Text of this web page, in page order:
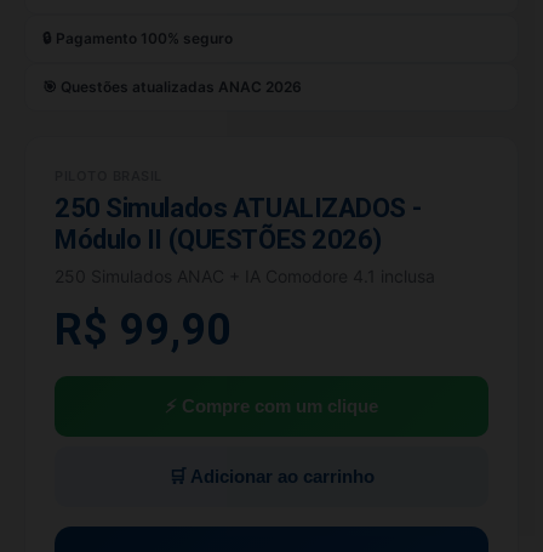
🔒 Pagamento 100% seguro
🎯 Questões atualizadas ANAC 2026
250 Simulados ATUALIZADOS -
Módulo II (QUESTÕES 2026)
R$ 99,90
⚡ Compre com um clique
🛒 Adicionar ao carrinho